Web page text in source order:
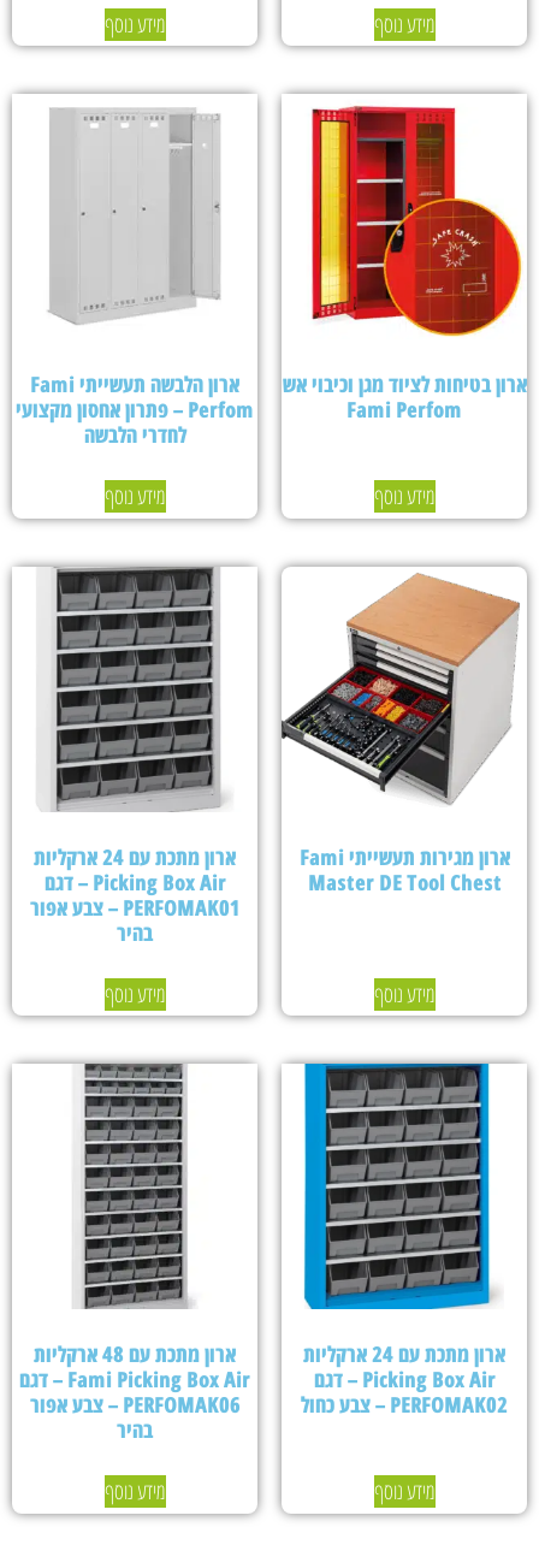
מידע נוסף מידע נוסף
ארון בטיחות לציוד מגן וכיבוי אש
Fami Perfom
מידע נוסף
ארון הלבשה תעשייתי Fami
Perfom – פתרון אחסון מקצועי
לחדרי הלבשה
מידע נוסף
ארון מגירות תעשייתי Fami
Master DE Tool Chest
מידע נוסף
ארון מתכת עם 24 ארקליות
Picking Box Air – דגם
PERFOMAK01 – צבע אפור
בהיר
מידע נוסף
ארון מתכת עם 24 ארקליות
Picking Box Air – דגם
PERFOMAK02 – צבע כחול
מידע נוסף
ארון מתכת עם 48 ארקליות
Fami Picking Box Air – דגם
PERFOMAK06 – צבע אפור
בהיר
מידע נוסף